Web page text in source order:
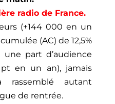
radio de France.
(+144 000 en un
(AC) de 12,5%
part d’audience
pt en un an), jamais
rassemblé autant
de rentrée.